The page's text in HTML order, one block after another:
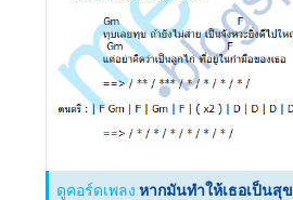
ดูคอร์ดเพลง หากมันทำให้เธอเป็นสุข